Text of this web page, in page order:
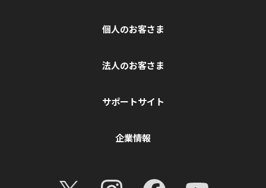
個人のお客さま
法人のお客さま
サポートサイト
企業情報